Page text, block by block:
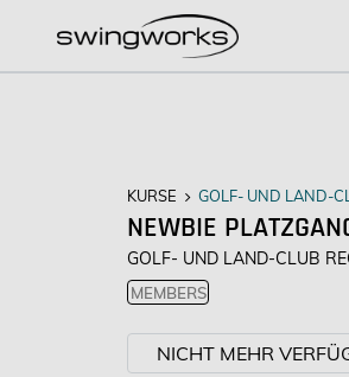
KURSE GOLF- UND LAND-
NEWBIE
GOLF- UND LAND-CLUB
MEMBERS
NICHT MEHR